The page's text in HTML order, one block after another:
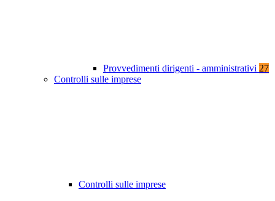
Provvedimenti dirigenti - amministrativi 27
Controlli sulle imprese
Controlli sulle imprese